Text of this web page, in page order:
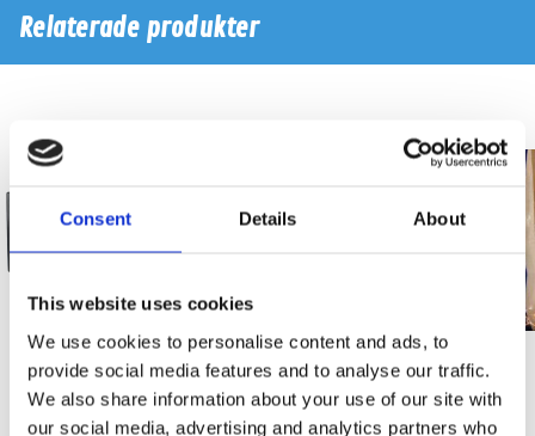
Consent Details About
This website uses cookies
We use cookies to personalise content and ads, to
provide social media features and to analyse our traffic.
We also share information about your use of our site with
our social media, advertising and analytics partners who
Relaterade produkter
Infodapter VW Golf7/ Skoda
VW CAN interface for Golf 6
(MIB-PQ)